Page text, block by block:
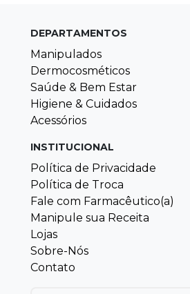
DEPARTAMENTOS
Manipulados
Dermocosméticos
Saúde & Bem Estar
Higiene & Cuidados
Acessórios
INSTITUCIONAL
Política de Privacidade
Política de Troca
Fale com Farmacêutico(a)
Manipule sua Receita
Lojas
Sobre-Nós
Contato